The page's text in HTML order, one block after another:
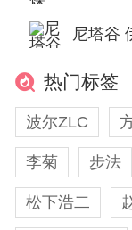
尼塔谷
热门标签
波尔ZLC
李菊 步法
松下浩二